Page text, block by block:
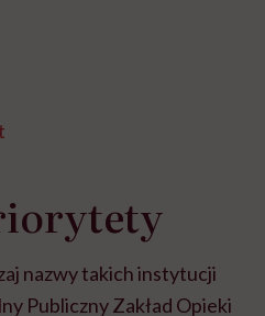
nazwy takich instytucji
Publiczny Zakład Opieki